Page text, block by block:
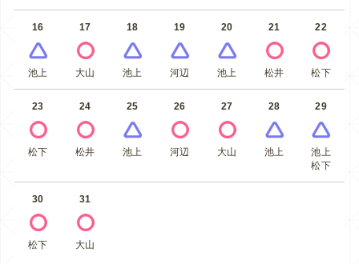
16
池上
17
大山
18
池上
19
河辺
20
池上
21
松井
22
松下
23
松下
24
松井
25
池上
26
河辺
27
大山
28
池上
29
池上
松下
30
松下
31
大山